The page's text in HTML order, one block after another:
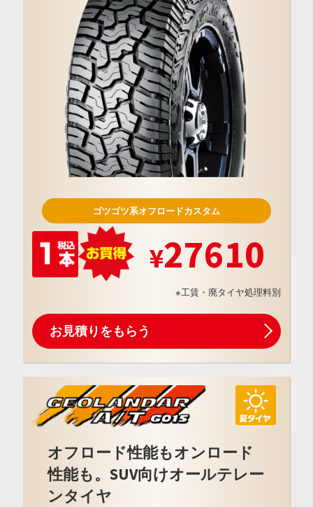
ゴツゴツ系オフロードカスタム
27610
※工賃・廃タイヤ処理料別
お見積りをもらう
オフロード性能もオンロード
性能も。SUV向けオールテレー
ンタイヤ